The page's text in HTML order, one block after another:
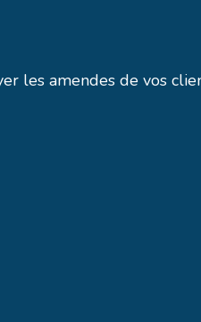
les amendes de vos